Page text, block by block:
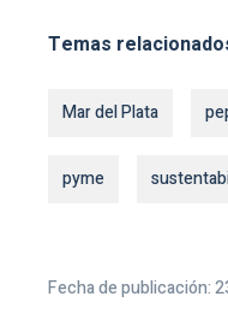
Temas
Mar del Plata
pyme
Fecha de publicación: